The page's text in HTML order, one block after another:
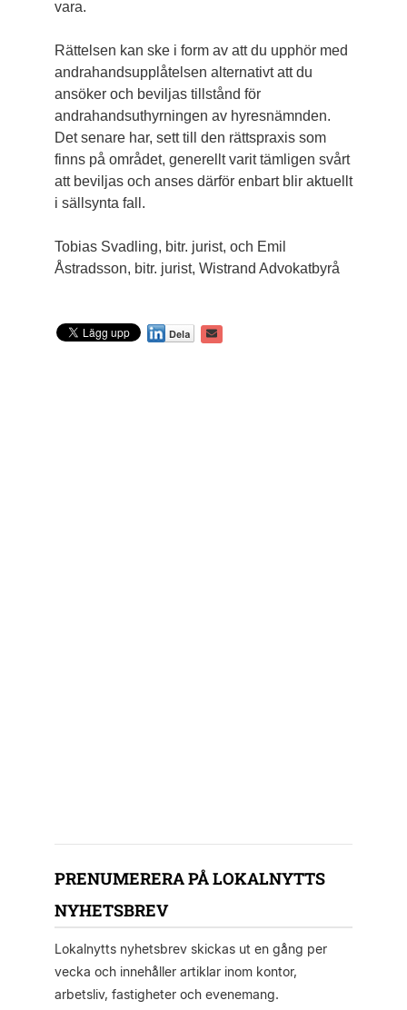
vara.
Rättelsen kan ske i form av att du upphör med
andrahandsupplåtelsen alternativt att du
ansöker och beviljas tillstånd för
andrahandsuthyrningen av hyresnämnden.
Det senare har, sett till den rättspraxis som
finns på området, generellt varit tämligen svårt
att beviljas och anses därför enbart blir aktuellt
i sällsynta fall.
Tobias Svadling, bitr. jurist, och Emil
Åstradsson, bitr. jurist, Wistrand Advokatbyrå
PRENUMERERA PÅ LOKALNYTTS
NYHETSBREV
Lokalnytts nyhetsbrev skickas ut en gång per
vecka och innehåller artiklar inom kontor,
arbetsliv, fastigheter och evenemang.